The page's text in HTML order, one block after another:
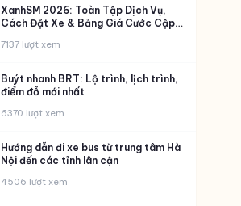
XanhSM 2026: Toàn Tập Dịch Vụ,
Cách Đặt Xe & Bảng Giá Cước Cập
7137 lượt xem
Buýt nhanh BRT: Lộ trình, lịch trình,
điểm đỗ mới nhất
6370 lượt xem
Hướng dẫn đi xe bus từ trung tâm Hà
Nội đến các tỉnh lân cận
4506 lượt xem